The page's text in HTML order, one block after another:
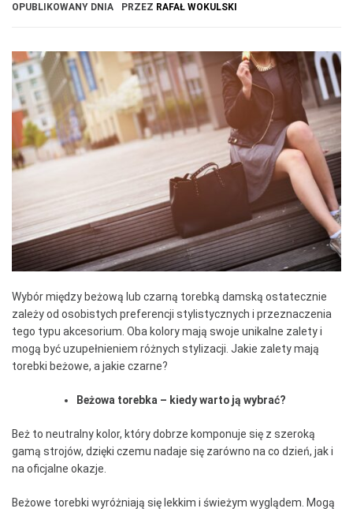
OPUBLIKOWANY DNIA PRZEZ RAFAŁ WOKULSKI
Wybór między beżową lub czarną torebką damską ostatecznie
zależy od osobistych preferencji stylistycznych i przeznaczenia
tego typu akcesorium. Oba kolory mają swoje unikalne zalety i
mogą być uzupełnieniem różnych stylizacji. Jakie zalety mają
torebki beżowe, a jakie czarne?
Beżowa torebka – kiedy warto ją wybrać?
Beż to neutralny kolor, który dobrze komponuje się z szeroką
gamą strojów, dzięki czemu nadaje się zarówno na co dzień, jak i
na oficjalne okazje.
Beżowe torebki wyróżniają się lekkim i świeżym wyglądem. Mogą